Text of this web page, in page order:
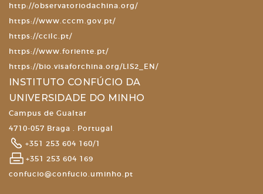
http://observatoriodachina.org/
https://www.cccm.gov.pt/
https://ccilc.pt/
https://www.foriente.pt/
https://bio.visaforchina.org/LIS2_EN/
INSTITUTO CONFÚCIO DA
UNIVERSIDADE DO MINHO
Campus de Gualtar
4710-057 Braga . Portugal
+351 253 604 160/1
+351 253 604 169
confucio@confucio.uminho.pt